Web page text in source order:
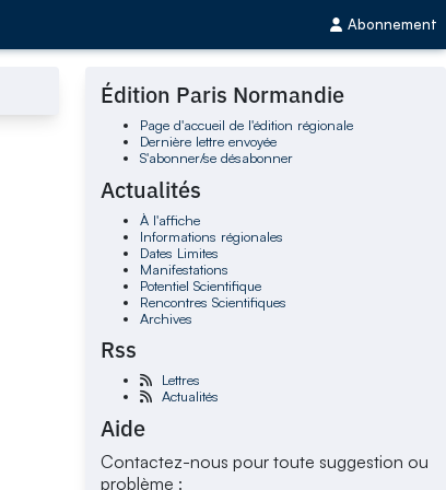
Abonnement
Édition Paris Normandie
Page d'accueil de l'édition régionale
Dernière lettre envoyée
S'abonner/se désabonner
Actualités
À l'affiche
Informations régionales
Dates Limites
Manifestations
Potentiel Scientifique
Rencontres Scientifiques
Archives
Rss
Lettres
Actualités
Aide
Contactez-nous pour toute suggestion ou
problème :